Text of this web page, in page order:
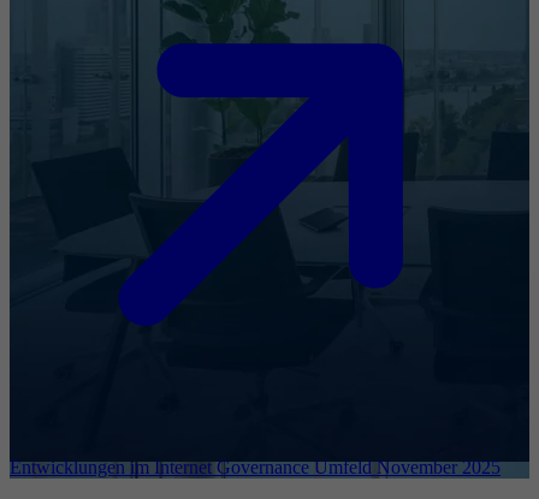
Entwicklungen im Internet Governance Umfeld November 2025